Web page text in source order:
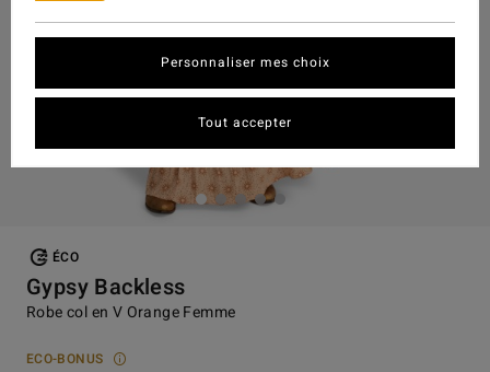
ÉCO
Gypsy Backless
Robe col en V Orange Femme
ECO-BONUS
Personnaliser mes choix
Tout accepter